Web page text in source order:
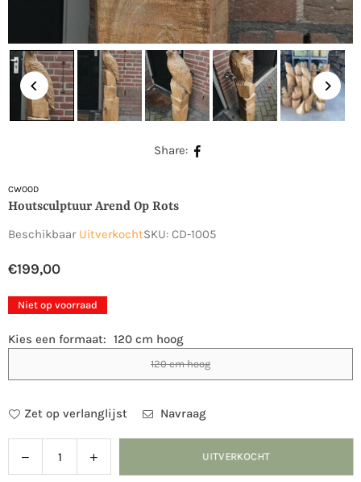
Share:
CWOOD
Houtsculptuur Arend Op Rots
Beschikbaar UitverkochtSKU: CD-1005
Normale
prijs
€199,00
Niet op voorraad
Kies een formaat: 120 cm hoog
120 cm hoog
Zet op verlanglijst Navraag
Hoeveelheid
Verlaag
de
Verhoog
de
UITVERKOCHT